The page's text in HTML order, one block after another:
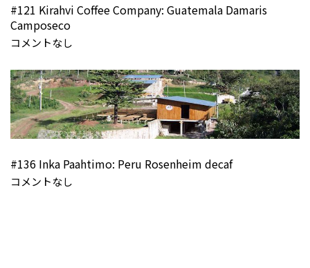
#121 Kirahvi Coffee Company: Guatemala Damaris
Camposeco
コメントなし
#136 Inka Paahtimo: Peru Rosenheim decaf
コメントなし